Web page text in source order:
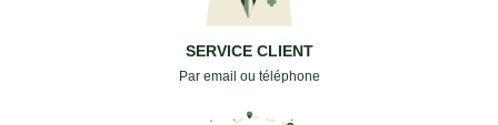
SERVICE CLIENT
Par email ou téléphone